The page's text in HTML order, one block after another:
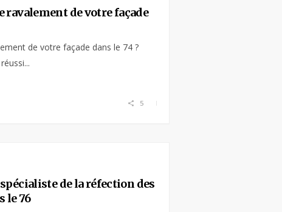
ravalement de votre façade
de votre façade dans le 74 ?
5
de la réfection des
le 76